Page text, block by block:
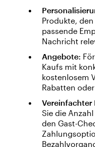
Produkte,
passende
Nachricht
Angebote:
Kaufs mit
kostenlosem
Rabatten
Vereinfachter
Sie die
den Gast-